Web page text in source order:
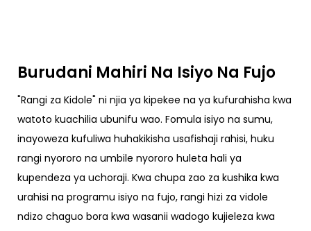
Burudani Mahiri Na Isiyo Na Fujo
"Rangi za Kidole" ni njia ya kipekee na ya kufurahisha kwa
watoto kuachilia ubunifu wao. Fomula isiyo na sumu,
inayoweza kufuliwa huhakikisha usafishaji rahisi, huku
rangi nyororo na umbile nyororo huleta hali ya
kupendeza ya uchoraji. Kwa chupa zao za kushika kwa
urahisi na programu isiyo na fujo, rangi hizi za vidole
ndizo chaguo bora kwa wasanii wadogo kujieleza kwa